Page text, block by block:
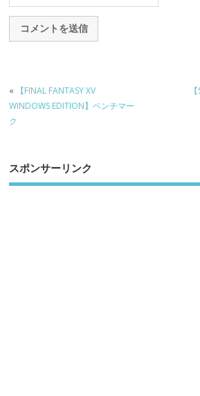
«
【FINAL FANTASY XV
WINDOWS EDITION】ベンチマー
ク
スポンサーリンク